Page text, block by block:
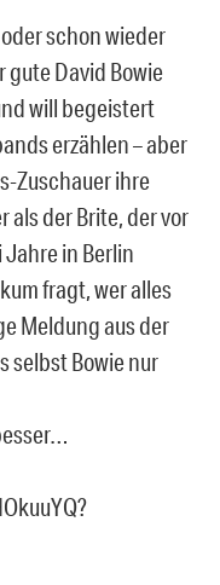
schon wieder
gute David Bowie
will begeistert
erzählen – aber
Zuschauer ihre
der Brite, der vor
in Berlin
fragt, wer alles
Meldung aus der
selbst Bowie nur